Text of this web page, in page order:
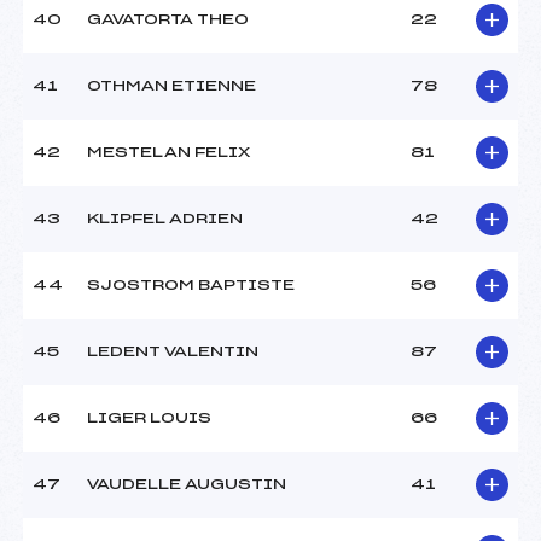
40 GAVATORTA THEO 22
41 OTHMAN ETIENNE 78
42 MESTELAN FELIX 81
43 KLIPFEL ADRIEN 42
44 SJOSTROM BAPTISTE 56
45 LEDENT VALENTIN 87
46 LIGER LOUIS 66
47 VAUDELLE AUGUSTIN 41